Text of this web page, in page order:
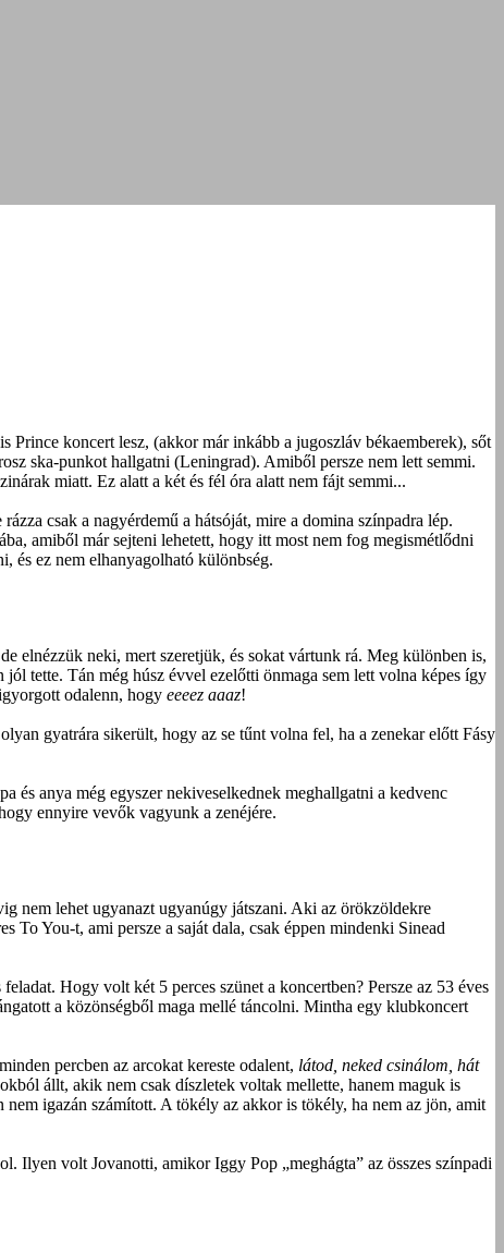
Prince koncert lesz, (akkor már inkább a jugoszláv békaemberek), sőt
ska-punkot hallgatni (Leningrad). Amiből persze nem lett semmi.
miatt. Ez alatt a két és fél óra alatt nem fájt semmi...
csak a nagyérdemű a hátsóját, mire a domina színpadra lép.
amiből már sejteni lehetett, hogy itt most nem fog megismétlődni
és ez nem elhanyagolható különbség.
elnézzük neki, mert szeretjük, és sokat vártunk rá. Meg különben is,
tette. Tán még húsz évvel ezelőtti önmaga sem lett volna képes így
odalenn, hogy eeeez aaaz!
gyatrára sikerült, hogy az se tűnt volna fel, ha a zenekar előtt Fásy
és anya még egyszer nekiveselkednek meghallgatni a kedvenc
ennyire vevők vagyunk a zenéjére.
nem lehet ugyanazt ugyanúgy játszani. Aki az örökzöldekre
To You-t, ami persze a saját dala, csak éppen mindenki Sinead
Hogy volt két 5 perces szünet a koncertben? Persze az 53 éves
a közönségből maga mellé táncolni. Mintha egy klubkoncert
percben az arcokat kereste odalent, látod, neked csinálom, hát
állt, akik nem csak díszletek voltak mellette, hanem maguk is
igazán számított. A tökély az akkor is tökély, ha nem az jön, amit
Ilyen volt Jovanotti, amikor Iggy Pop „meghágta” az összes színpadi